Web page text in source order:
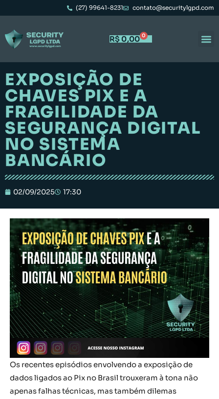
(27) 99641-8231 contato@securitylgpd.com
R$ 0,00 0
EXPOSIÇÃO DE
CHAVES PIX E A
FRAGILIDADE DA
SEGURANÇA DIGITAL
NO SISTEMA
BANCÁRIO
02/09/2025 17:30
Os recentes episódios envolvendo a exposição de
dados ligados ao Pix no Brasil trouxeram à tona não
apenas falhas técnicas, mas também dilemas